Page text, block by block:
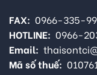
FAX: 0966-335-
HOTLINE: 0966-
Email:
Mã số thuế: